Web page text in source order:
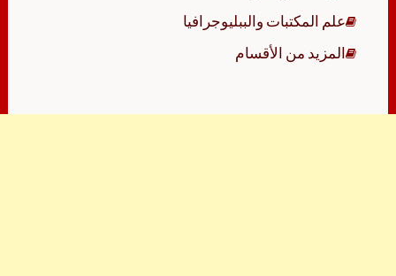
علم المكتبات والببليوجرافيا
المزيد من الأقسام